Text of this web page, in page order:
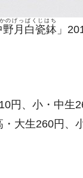
野月白瓷鉢
のげっぱくじはち
」
円、小・中生
大生260円、